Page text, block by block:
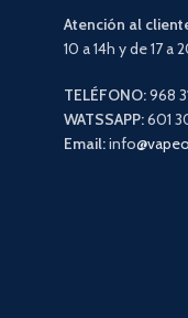
Atención al
10 a 14h y de 17 a
TELÉFONO:968
WATSSAPP:601
Email:info